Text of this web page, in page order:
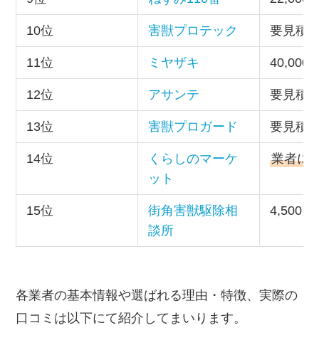
10位 害獣プロテック 要見積
11位 ミヤザキ 40,000
12位 アサンテ 要見積
13位 害獣プロガード 要見積
14位
くらしのマーケ
ット
業者に
15位
街角害獣駆除相
談所
4,500円
各業者の基本情報や選ばれる理由・特徴、実際の
口コミは以下にて紹介してまいります。